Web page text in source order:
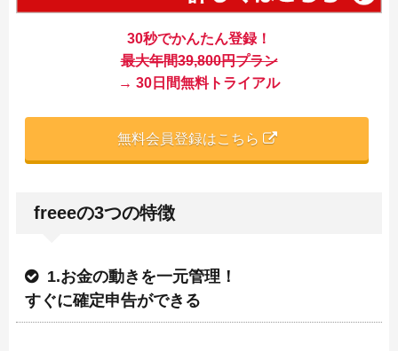
30秒でかんたん登録！
最大年間39,800円プラン
→ 30日間無料トライアル
無料会員登録はこちら
freeeの3つの特徴
1.お金の動きを一元管理！
すぐに確定申告ができる